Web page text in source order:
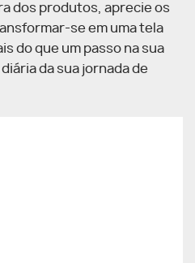
dos produtos, aprecie os
se em uma tela
do que um passo na sua
da sua jornada de